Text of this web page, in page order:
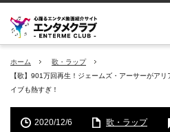
ホーム
歌・ラップ
【歌】901万回再生！ジェームズ・アーサーがア
イブも熱すぎ！
2020/12/6 歌・ラップ